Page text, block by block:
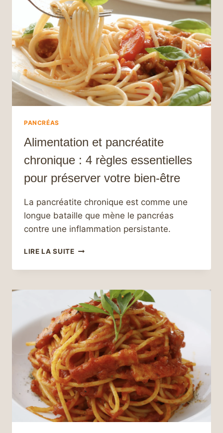
SOULAGER
VOTRE
PANCRÉAS
PANCRÉAS
Alimentation et pancréatite
chronique : 4 règles essentielles
pour préserver votre bien-être
La pancréatite chronique est comme une
longue bataille que mène le pancréas
contre une inflammation persistante.
LIRE LA SUITEALIMENTATION
PANCRÉATITE
RÈGLES
ESSENTIELLES
POUR
PRÉSERVER
VOTRE
BIEN-
ÊTRE